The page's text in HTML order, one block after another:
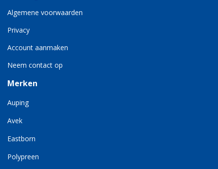
Algemene voorwaarden
Privacy
Account aanmaken
Neem contact op
Merken
Auping
Avek
Eastborn
Polypreen